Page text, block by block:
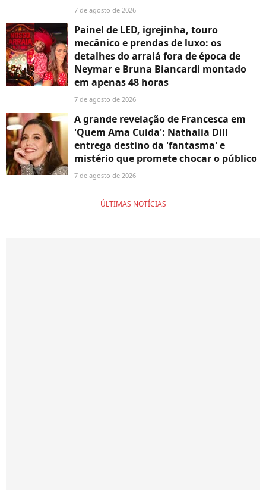
7 de agosto de 2026
Painel de LED, igrejinha, touro
mecânico e prendas de luxo: os
detalhes do arraiá fora de época de
Neymar e Bruna Biancardi montado
em apenas 48 horas
7 de agosto de 2026
A grande revelação de Francesca em
'Quem Ama Cuida': Nathalia Dill
entrega destino da 'fantasma' e
mistério que promete chocar o público
7 de agosto de 2026
ÚLTIMAS NOTÍCIAS